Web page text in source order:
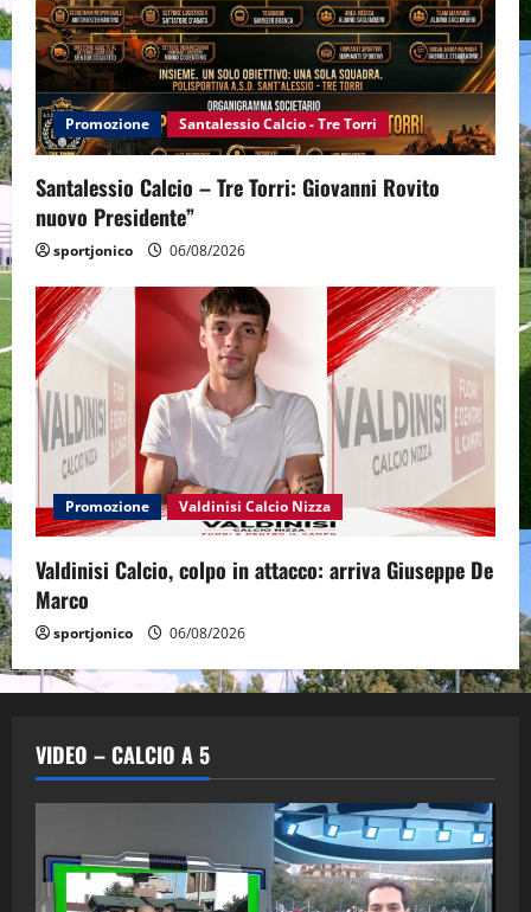
Promozione Santalessio Calcio - Tre Torri
Santalessio Calcio – Tre Torri: Giovanni Rovito
nuovo Presidente”
sportjonico 06/08/2026
Promozione Valdinisi Calcio Nizza
Valdinisi Calcio, colpo in attacco: arriva Giuseppe De
Marco
sportjonico 06/08/2026
VIDEO – CALCIO A 5